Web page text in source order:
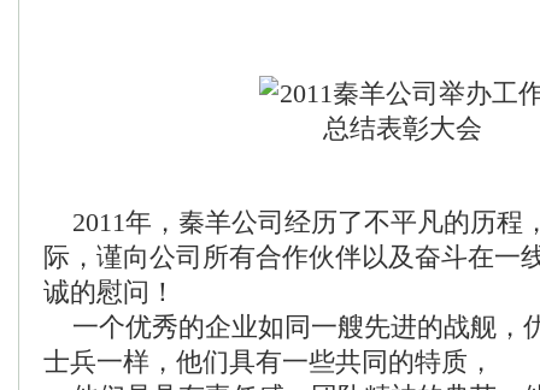
2011年，秦羊公司经历了不平凡的历程
际，谨向公司所有合作伙伴以及奋斗在一
诚的慰问！
一个优秀的企业如同一艘先进的战舰，
士兵一样，他们具有一些共同的特质，